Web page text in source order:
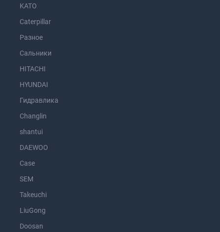
KATO
Caterpillar
Разное
Сальники
HITACHI
HYUNDAI
Гидравлика
Changlin
shantui
DAEWOO
Case
SEM
Takeuchi
LiuGong
Doosan